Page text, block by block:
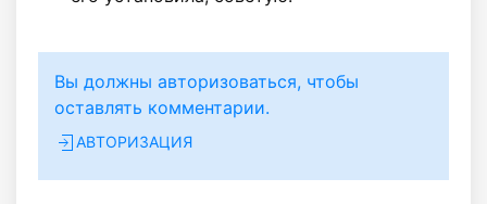
Вы должны авторизоваться, чтобы
оставлять комментарии.
АВТОРИЗАЦИЯ